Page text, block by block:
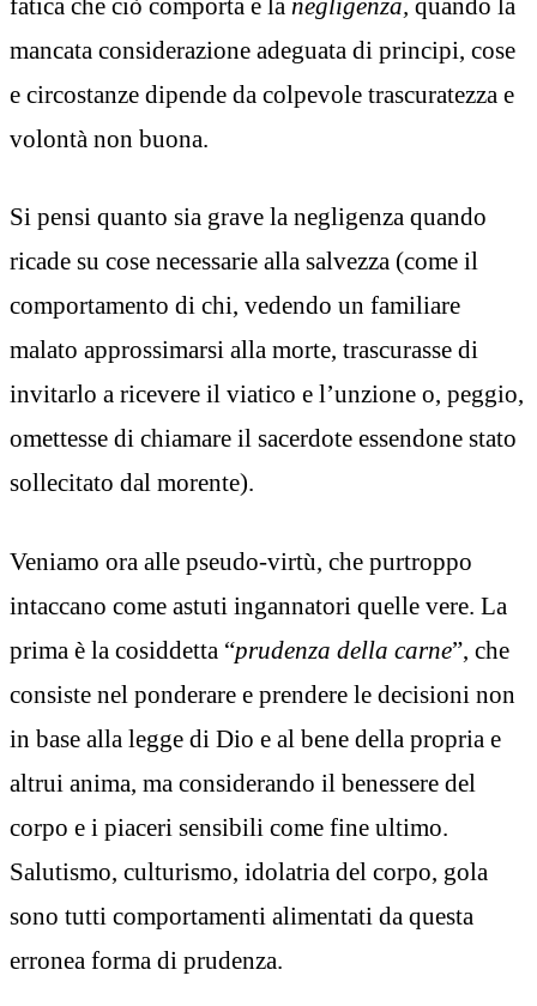
fatica che ciò comporta e la negligenza, quando la
mancata considerazione adeguata di principi, cose
e circostanze dipende da colpevole trascuratezza e
volontà non buona.
Si pensi quanto sia grave la negligenza quando
ricade su cose necessarie alla salvezza (come il
comportamento di chi, vedendo un familiare
malato approssimarsi alla morte, trascurasse di
invitarlo a ricevere il viatico e l’unzione o, peggio,
omettesse di chiamare il sacerdote essendone stato
sollecitato dal morente).
Veniamo ora alle pseudo-virtù, che purtroppo
intaccano come astuti ingannatori quelle vere. La
prima è la cosiddetta “prudenza della carne”, che
consiste nel ponderare e prendere le decisioni non
in base alla legge di Dio e al bene della propria e
altrui anima, ma considerando il benessere del
corpo e i piaceri sensibili come fine ultimo.
Salutismo, culturismo, idolatria del corpo, gola
sono tutti comportamenti alimentati da questa
erronea forma di prudenza.